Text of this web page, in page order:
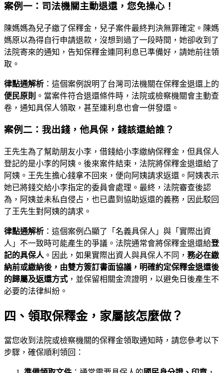
案例一：司法機關主動退還，您免操心！
陳媽媽為兒子繳了保釋金，兒子案件最終判決無罪確定。陳媽
媽原以為得自行申請退款，沒想到過了一段時間，她卻收到了
法院寄來的通知，告知保釋金連同利息已準備好，請她前往領
取。
律點通解析 ：這個案例說明了台灣司法機關在保釋金退還上的
便民原則 。當案件符合退還條件時，法院或檢察機關會主動查
卷，通知具保人領取，甚至連利息也會一併發還。
案例二：我出錢，他具保，錢該還給誰？
王先生為了幫助朋友小李，借錢給小李繳納保釋金，但具保人
登記的是小李的阿姨。後來案件結束，法院將保釋金退還給了
阿姨。王先生擔心錢拿不回來，便向阿姨請求返還。阿姨表示
她已將錢交給小李指定的委員會處理。最終，法院審查後認
為，阿姨並未私自侵占，也已盡到協助返還的義務，因此駁回
了王先生對阿姨的請求。
律點通解析 ：這個案例凸顯了「名義具保人」與「實際出資
人」不一致時可能產生的爭議。法院通常會將保釋金退還給登
記的具保人 。因此，如果實際出資人與具保人不同， 務必在繳
納前或繳納後，由雙方簽訂書面協議，明確約定保釋金退還後
的歸屬及返還方式 ，並保留相關金流證明，以避免日後產生不
必要的法律糾紛。
四、領取保釋金，家屬該怎麼做？
當您收到法院或檢察機關的保釋金領取通知時，請您參考以下
步驟，確保順利領回：